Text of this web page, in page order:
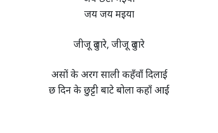
जय जय मइया
जीजू दुलारे, जीजू दुलारे
असों के अरग साली कहँवाँ दिलाई
छ दिन के छुट्टी बाटे बोला कहाँ आईं